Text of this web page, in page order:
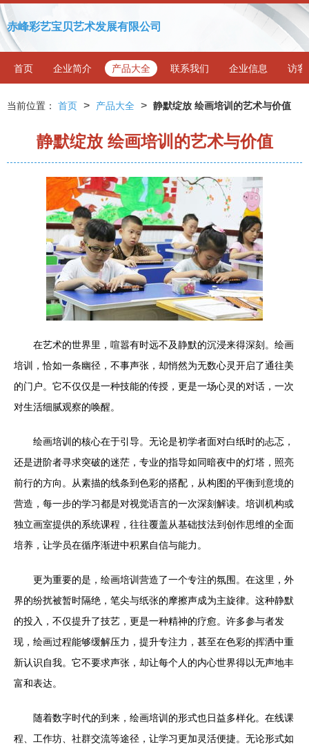
赤峰彩艺宝贝艺术发展有限公司
首页 企业简介 产品大全 联系我们 企业信息 访客
当前位置： 首页 > 产品大全 > 静默绽放 绘画培训的艺术与价值
静默绽放 绘画培训的艺术与价值
在艺术的世界里，喧嚣有时远不及静默的沉浸来得深刻。绘画
培训，恰如一条幽径，不事声张，却悄然为无数心灵开启了通往美
的门户。它不仅仅是一种技能的传授，更是一场心灵的对话，一次
对生活细腻观察的唤醒。
绘画培训的核心在于引导。无论是初学者面对白纸时的忐忑，
还是进阶者寻求突破的迷茫，专业的指导如同暗夜中的灯塔，照亮
前行的方向。从素描的线条到色彩的搭配，从构图的平衡到意境的
营造，每一步的学习都是对视觉语言的一次深刻解读。培训机构或
独立画室提供的系统课程，往往覆盖从基础技法到创作思维的全面
培养，让学员在循序渐进中积累自信与能力。
更为重要的是，绘画培训营造了一个专注的氛围。在这里，外
界的纷扰被暂时隔绝，笔尖与纸张的摩擦声成为主旋律。这种静默
的投入，不仅提升了技艺，更是一种精神的疗愈。许多参与者发
现，绘画过程能够缓解压力，提升专注力，甚至在色彩的挥洒中重
新认识自我。它不要求声张，却让每个人的内心世界得以无声地丰
富和表达。
随着数字时代的到来，绘画培训的形式也日益多样化。在线课
程、工作坊、社群交流等途径，让学习更加灵活便捷。无论形式如